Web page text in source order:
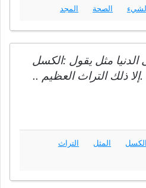
الصحة المجد
مثل يقول :الكسل
ذلك التراث العظيم ..
الكسل المثل
التراث